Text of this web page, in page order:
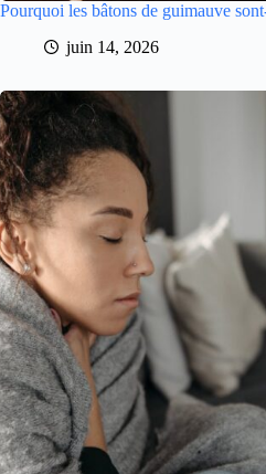
Pourquoi les bâtons de guimauve
juin 14, 2026